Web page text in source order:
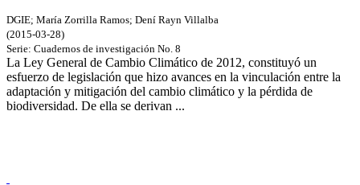
DGIE; María Zorrilla Ramos; Dení Rayn Villalba
(2015-03-28)
Serie: Cuadernos de investigación No. 8
La Ley General de Cambio Climático de 2012, constituyó un
esfuerzo de legislación que hizo avances en la vinculación entre la
adaptación y mitigación del cambio climático y la pérdida de
biodiversidad. De ella se derivan ...